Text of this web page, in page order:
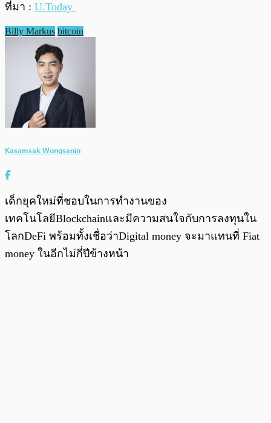
ที่มา : U.Today
Billy Markus bitcoin
Kasamsak Wongsanin
เด็กยุคใหม่ที่ชอบในการทำงานของ
เทคโนโลยีBlockchainและมีความสนใจกับการลงทุนใน
โลกDeFi พร้อมทั้งเชื่อว่าDigital money จะมาแทนที่ Fiat
money ในอีกไม่กี่ปีข้างหน้า